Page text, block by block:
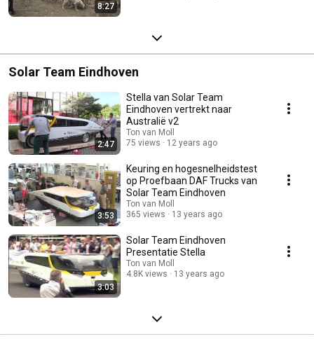
8:27
Solar Team Eindhoven
2:47
Stella van Solar Team
Eindhoven vertrekt naar
Australië v2
Ton van Moll
75 views
12 years ago
3:53
Keuring en hogesnelheidstest
op Proefbaan DAF Trucks van
Solar Team Eindhoven
Ton van Moll
365 views
13 years ago
3:03
Solar Team Eindhoven
Presentatie Stella
Ton van Moll
4.8K views
13 years ago